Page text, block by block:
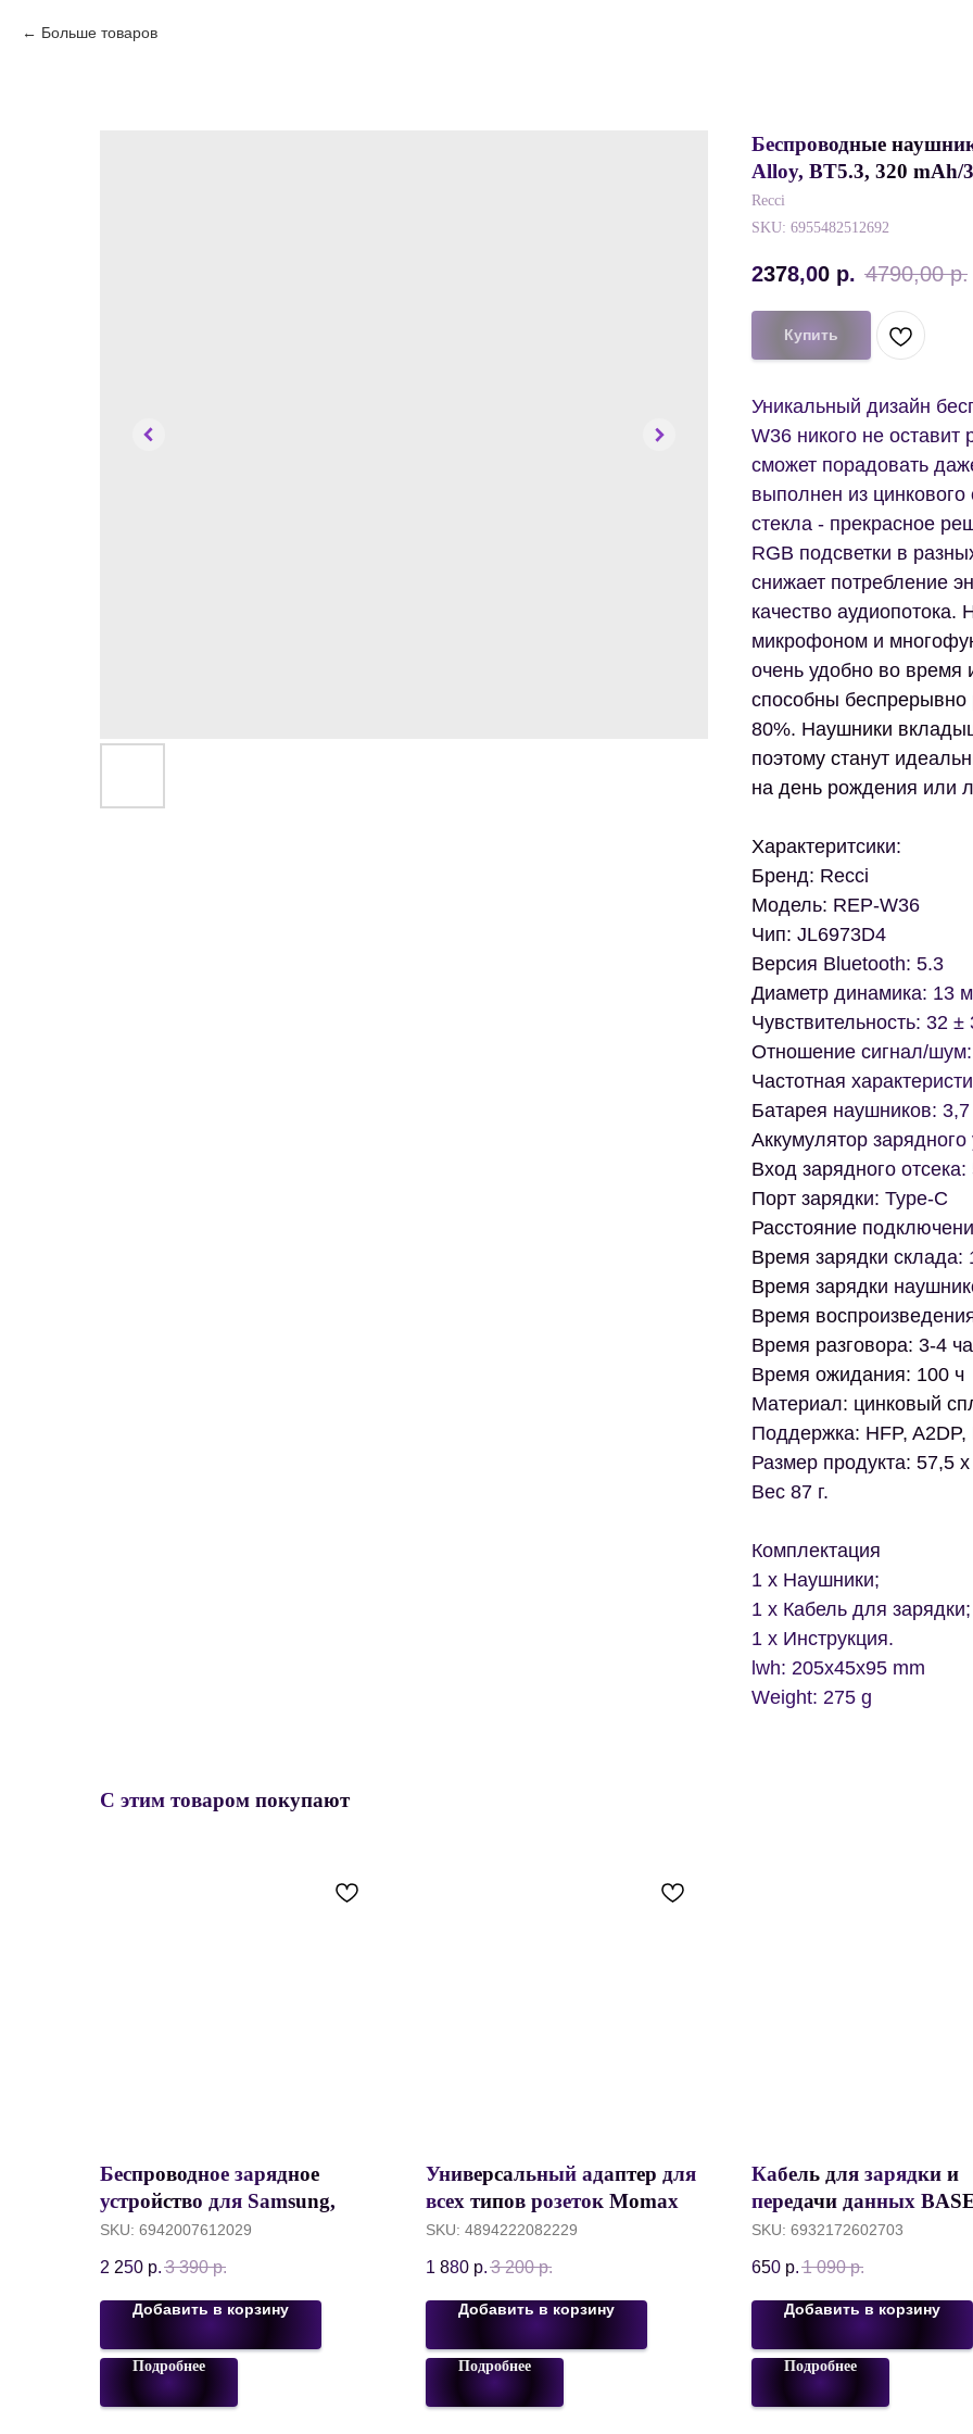
Больше товаров
Беспроводные
Alloy, BT5.3, 320
Recci
SKU: 6955482512692
2378,00 р. 4790,00 р.
Купить
Уникальный дизайн
W36 никого не
сможет порадовать
выполнен из цинкового
стекла - прекрасное
RGB подсветки в
снижает потребление
качество
микрофоном и
очень удобно во время
способны беспрерывно
80%. Наушники
поэтому станут
на день рождения или
Характеритсики:
Бренд: Recci
Модель: REP-W36
Чип: JL6973D4
Версия Bluetooth: 5.3
Диаметр динамика: 13
Чувствительность: 32
Отношение сигнал/
Частотная
Батарея наушников:
Аккумулятор
Вход зарядного
Порт зарядки: Type-C
Расстояние
Время зарядки склада:
Время зарядки
Время
Время разговора: 3-4
Время ожидания: 100 ч
Материал: цинковый
Поддержка: HFP, A2DP,
Размер продукта: 57,5
Вес 87 г.
Комплектация
1 x Наушники;
1 x Кабель для зарядки;
1 x Инструкция.
lwh: 205x45x95 mm
Weight: 275 g
С этим товаром покупают
Беспроводное зарядное
устройство для Samsung,
Hoco CQ6 Power 3-in-1
Wireless fast charger, Total
23W, Черный
SKU: 6942007612029
2 250 р. 3 390 р.
Добавить в корзину
Подробнее
Универсальный адаптер для
всех типов розеток Momax 1-
World 2, GAN 2-Port 20W for
CN/EU/UK/US/AUS to 1C+1U,
Белый, UA29W
SKU: 4894222082229
1 880 р. 3 200 р.
Добавить в корзину
Подробнее
Кабель для зарядки и
передачи данных
Crystal Shine Series Fast
Charging, USB to
2.4A, 120 см, Purple,
CAJY000005
SKU: 6932172602703
650 р. 1 090 р.
Добавить в корзину
Подробнее